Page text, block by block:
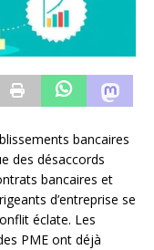
bancaires
des désaccords
bancaires et
d’entreprise se
éclate. Les
PME ont déjà